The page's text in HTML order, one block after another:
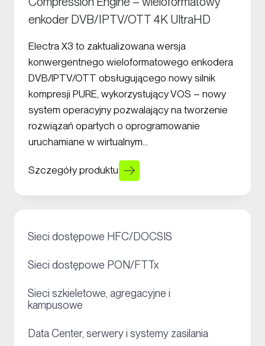
enkoder DVB/IPTV/OTT 4K UltraHD
Electra X3 to zaktualizowana wersja
konwergentnego wieloformatowego enkodera
DVB/IPTV/OTT obsługującego nowy silnik
kompresji PURE, wykorzystujący VOS – nowy
system operacyjny pozwalający na tworzenie
rozwiązań opartych o oprogramowanie
uruchamiane w wirtualnym…
Szczegóły produktu
Sieci dostępowe HFC/DOCSIS
Sieci dostępowe PON/FTTx
Sieci szkieletowe, agregacyjne i
kampusowe
Data Center, serwery i systemy zasilania